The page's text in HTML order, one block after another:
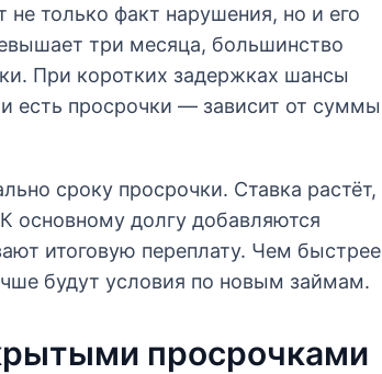
не только факт нарушения, но и его
три месяца, большинство
При коротких задержках шансы
есть просрочки — зависит от суммы
сроку просрочки. Ставка растёт,
основному долгу добавляются
итоговую переплату. Чем быстрее
будут условия по новым займам.
просрочками